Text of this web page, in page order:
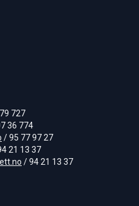
727
36 774
/ 95 77 97 27
21 13 37
/ 94 21 13 37